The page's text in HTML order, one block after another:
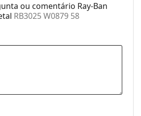
de sol
ou comentário Ray-Ban
RB3025 W0879 58